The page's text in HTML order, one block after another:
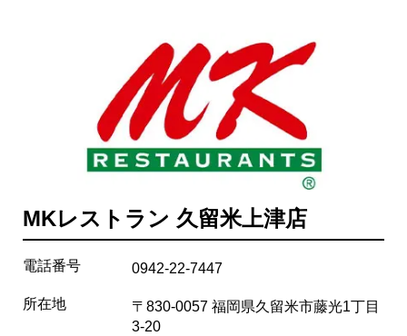
MKレストラン 久留米上津店
電話番号 0942-22-7447
所在地
〒830-0057 福岡県久留米市藤光1丁目
3-20